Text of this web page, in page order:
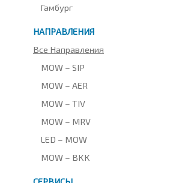
Гамбург
НАПРАВЛЕНИЯ
Все Направления
MOW – SIP
MOW – AER
MOW – TIV
MOW – MRV
LED – MOW
MOW – BKK